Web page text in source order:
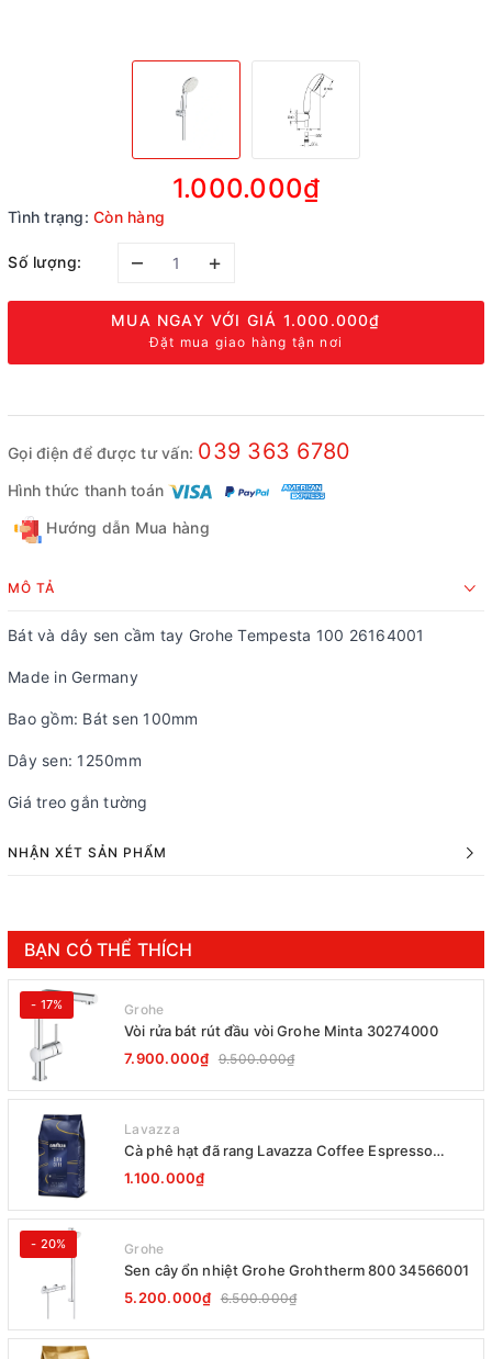
1.000.000₫
Tình trạng: Còn hàng
Số lượng: – +
MUA NGAY VỚI GIÁ 1.000.000₫
Đặt mua giao hàng tận nơi
Gọi điện để được tư vấn: 039 363 6780
Hình thức thanh toán
Hướng dẫn Mua hàng
MÔ TẢ
Bát và dây sen cầm tay Grohe Tempesta 100 26164001
Made in Germany
Bao gồm: Bát sen 100mm
Dây sen: 1250mm
Giá treo gắn tường
NHẬN XÉT SẢN PHẨM
BẠN CÓ THỂ THÍCH
- 17% Grohe
Vòi rửa bát rút đầu vòi Grohe Minta 30274000
7.900.000₫ 9.500.000₫
Lavazza
Cà phê hạt đã rang Lavazza Coffee Espresso
Super Crema 1000g Date 12-2027
1.100.000₫
- 20% Grohe
Sen cây ổn nhiệt Grohe Grohtherm 800 34566001
5.200.000₫ 6.500.000₫